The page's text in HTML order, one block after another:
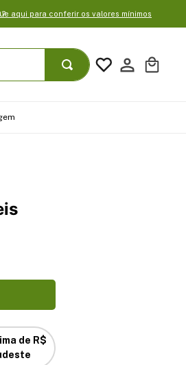
aqui para conferir os valores mínimos
de R$